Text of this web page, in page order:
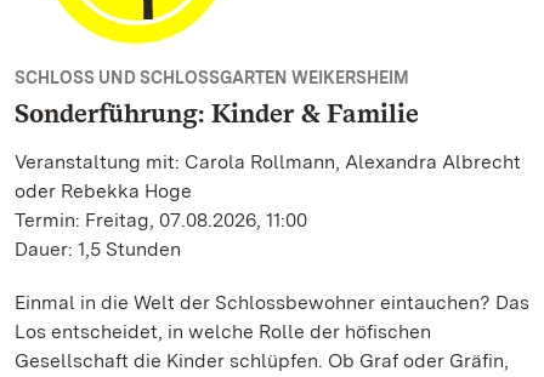
SCHLOSS UND SCHLOSSGARTEN WEIKERSHEIM
Sonderführung: Kinder & Familie
Veranstaltung mit: Carola Rollmann, Alexandra Albrecht
oder Rebekka Hoge
Termin: Freitag, 07.08.2026, 11:00
Dauer: 1,5 Stunden
Einmal in die Welt der Schlossbewohner eintauchen? Das
Los entscheidet, in welche Rolle der höfischen
Gesellschaft die Kinder schlüpfen. Ob Graf oder Gräfin,